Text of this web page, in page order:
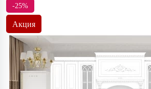
-25%
Акция